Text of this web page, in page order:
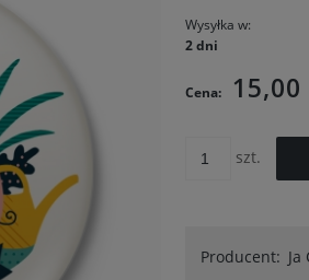
Wysyłka w:
2 dni
Cena: 15,00
szt.
Producent: Ja